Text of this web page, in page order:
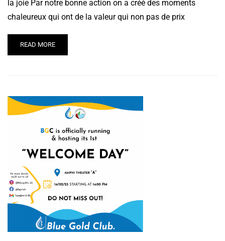
la joie Par notre bonne action on a créé des moments
chaleureux qui ont de la valeur qui non pas de prix
READ MORE